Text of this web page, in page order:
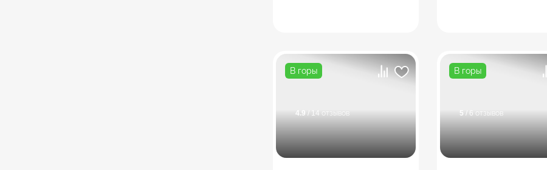
В горы
4.9 / 14 отзывов
В горы
5 / 6 отзывов